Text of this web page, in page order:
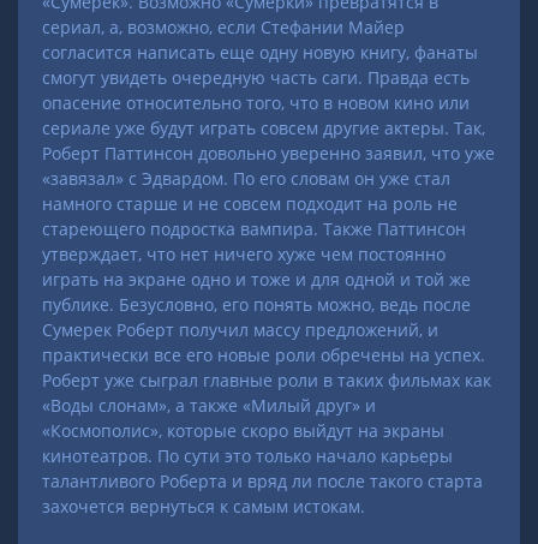
сериал, а, возможно, если Стефании Майер
согласится написать еще одну новую книгу, фанаты
смогут увидеть очередную часть саги. Правда есть
опасение относительно того, что в новом кино или
сериале уже будут играть совсем другие актеры. Так,
Роберт Паттинсон довольно уверенно заявил, что уже
«завязал» с Эдвардом. По его словам он уже стал
намного старше и не совсем подходит на роль не
стареющего подростка вампира. Также Паттинсон
утверждает, что нет ничего хуже чем постоянно
играть на экране одно и тоже и для одной и той же
публике. Безусловно, его понять можно, ведь после
Сумерек Роберт получил массу предложений, и
практически все его новые роли обречены на успех.
Роберт уже сыграл главные роли в таких фильмах как
«Воды слонам», а также «Милый друг» и
«Космополис», которые скоро выйдут на экраны
кинотеатров. По сути это только начало карьеры
талантливого Роберта и вряд ли после такого старта
захочется вернуться к самым истокам.